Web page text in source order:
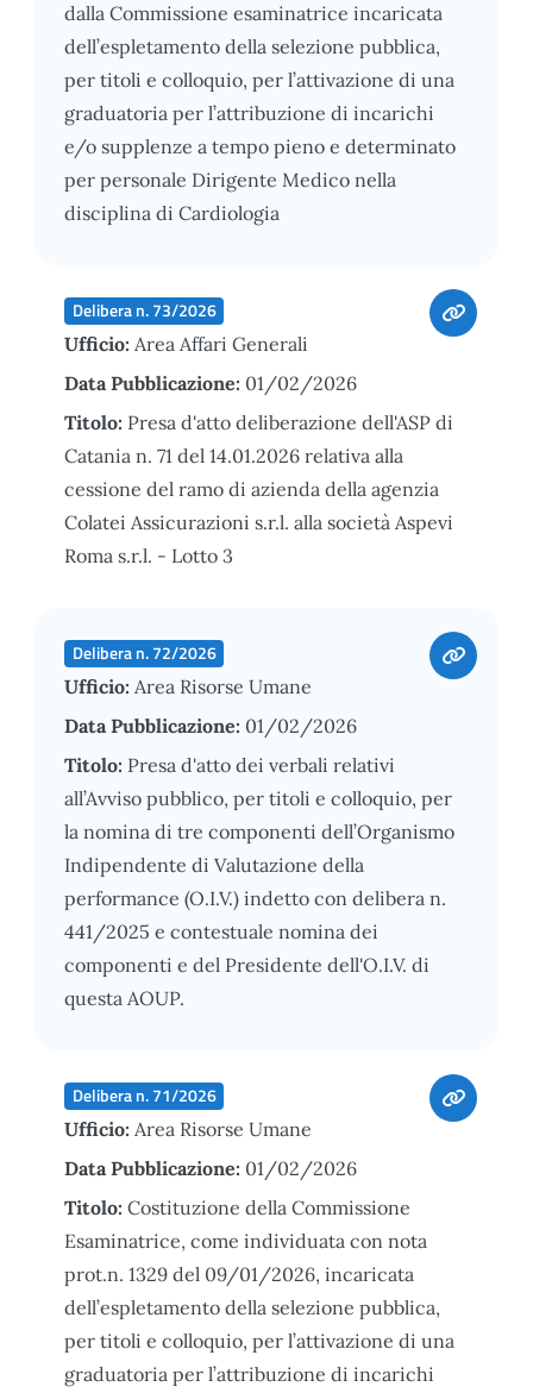
dalla Commissione esaminatrice incaricata
dell’espletamento della selezione pubblica,
per titoli e colloquio, per l’attivazione di una
graduatoria per l’attribuzione di incarichi
e/o supplenze a tempo pieno e determinato
per personale Dirigente Medico nella
disciplina di Cardiologia
Delibera n. 73/2026
Ufficio: Area Affari Generali
Data Pubblicazione: 01/02/2026
Titolo: Presa d'atto deliberazione dell'ASP di
Catania n. 71 del 14.01.2026 relativa alla
cessione del ramo di azienda della agenzia
Colatei Assicurazioni s.r.l. alla società Aspevi
Roma s.r.l. - Lotto 3
Delibera n. 72/2026
Ufficio: Area Risorse Umane
Data Pubblicazione: 01/02/2026
Titolo: Presa d'atto dei verbali relativi
all’Avviso pubblico, per titoli e colloquio, per
la nomina di tre componenti dell’Organismo
Indipendente di Valutazione della
performance (O.I.V.) indetto con delibera n.
441/2025 e contestuale nomina dei
componenti e del Presidente dell'O.I.V. di
questa AOUP.
Delibera n. 71/2026
Ufficio: Area Risorse Umane
Data Pubblicazione: 01/02/2026
Titolo: Costituzione della Commissione
Esaminatrice, come individuata con nota
prot.n. 1329 del 09/01/2026, incaricata
dell’espletamento della selezione pubblica,
per titoli e colloquio, per l’attivazione di una
graduatoria per l’attribuzione di incarichi